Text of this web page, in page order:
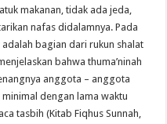
makanan, tidak ada jeda,
nafas didalamnya. Pada
bagian dari rukun shalat
bahwa thuma’ninah
anggota – anggota
dengan lama waktu
tasbih (Kitab Fiqhus Sunnah,